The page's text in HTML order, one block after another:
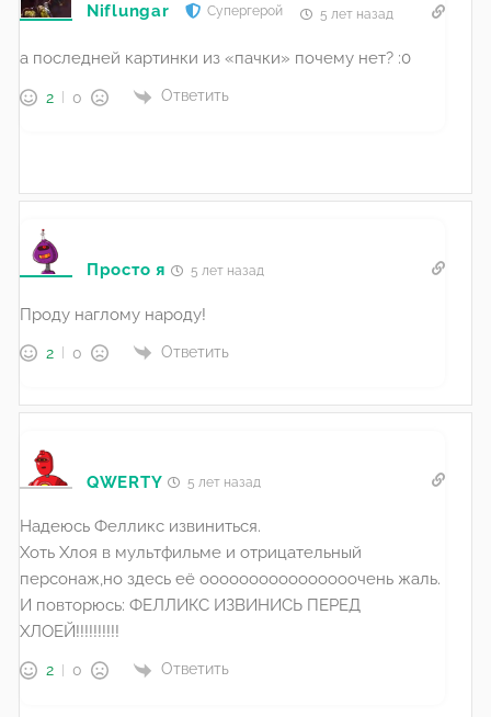
Niflungar Супергерой 5 лет назад
а последней картинки из «пачки» почему нет? :0
2 0 Ответить
Просто я 5 лет назад
Проду наглому народу!
2 0 Ответить
QWERTY 5 лет назад
Надеюсь Фелликс извиниться.
Хоть Хлоя в мультфильме и отрицательный
персонаж,но здесь её оооооооооооооооочень жаль.
И повторюсь: ФЕЛЛИКС ИЗВИНИСЬ ПЕРЕД
ХЛОЕЙ!!!!!!!!!!
2 0 Ответить